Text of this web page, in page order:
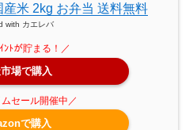
米 2kg お弁当 送料無料
with カエレバ
場で購入
で購入